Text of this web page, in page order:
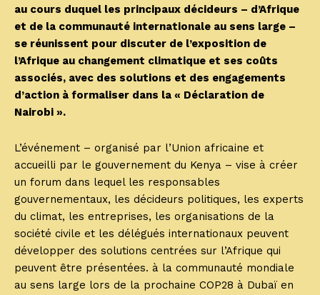
au cours duquel les principaux décideurs – d’Afrique
et de la communauté internationale au sens large –
se réunissent pour discuter de l’exposition de
l’Afrique au changement climatique et ses coûts
associés, avec des solutions et des engagements
d’action à formaliser dans la « Déclaration de
Nairobi ».
L’événement – ​​organisé par l’Union africaine et
accueilli par le gouvernement du Kenya – vise à créer
un forum dans lequel les responsables
gouvernementaux, les décideurs politiques, les experts
du climat, les entreprises, les organisations de la
société civile et les délégués internationaux peuvent
développer des solutions centrées sur l’Afrique qui
peuvent être présentées. à la communauté mondiale
au sens large lors de la prochaine COP28 à Dubaï en